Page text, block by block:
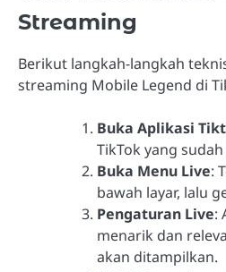
Streaming
Berikut langkah-langkah
streaming Mobile Legend di
Buka Aplikasi
TikTok yang
Buka Menu Live:
bawah layar, lalu
Pengaturan Live:
menarik dan
akan ditampilkan.